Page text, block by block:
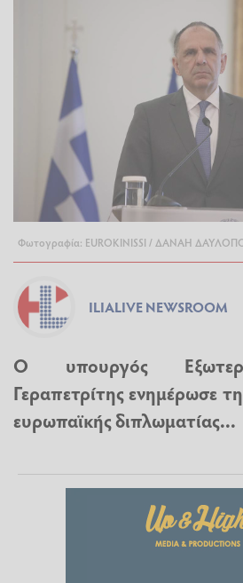
Φωτογραφία: EUROKINISSI / ΔΑΝΑΗ
ILIALIVE NEWSROOM
Ο υπουργός
Γεραπετρίτης ενημέρωσε
ευρωπαϊκής διπλωματίας...